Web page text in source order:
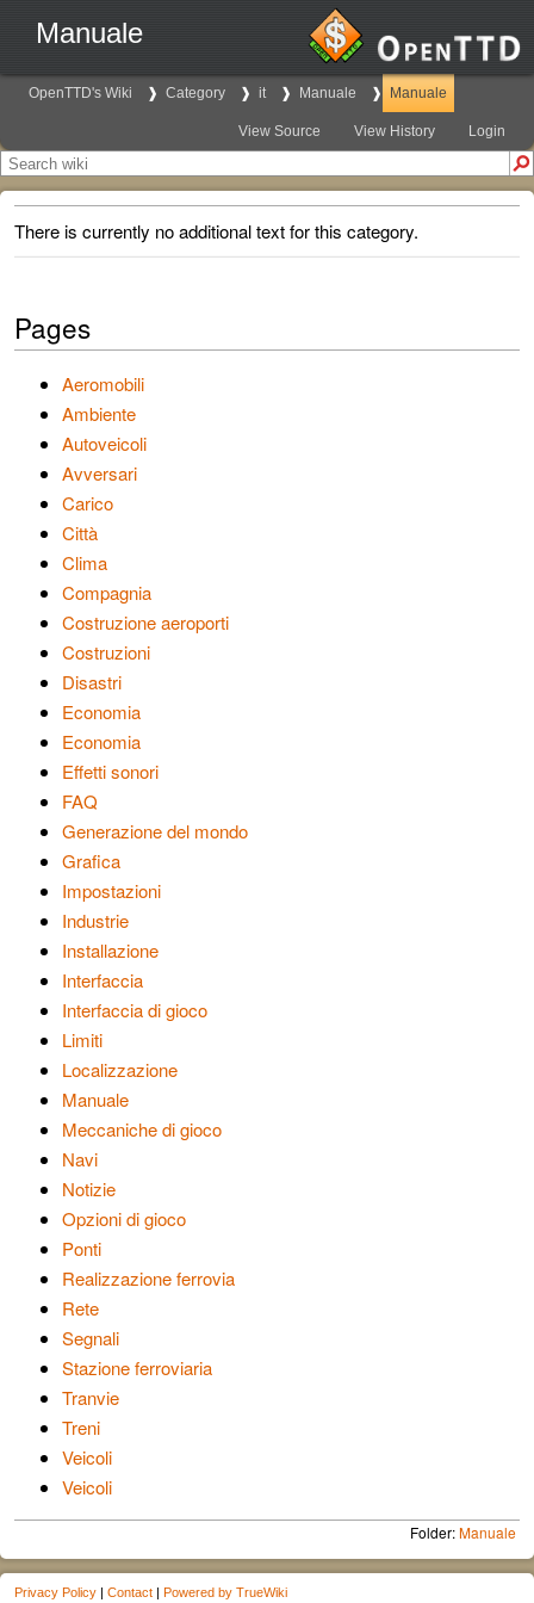
Manuale
OpenTTD's Wiki Category it Manuale Manuale
View Source View History Login
There is currently no additional text for this category.
Pages
Aeromobili
Ambiente
Autoveicoli
Avversari
Carico
Città
Clima
Compagnia
Costruzione aeroporti
Costruzioni
Disastri
Economia
Economia
Effetti sonori
FAQ
Generazione del mondo
Grafica
Impostazioni
Industrie
Installazione
Interfaccia
Interfaccia di gioco
Limiti
Localizzazione
Manuale
Meccaniche di gioco
Navi
Notizie
Opzioni di gioco
Ponti
Realizzazione ferrovia
Rete
Segnali
Stazione ferroviaria
Tranvie
Treni
Veicoli
Veicoli
Folder:Manuale
Privacy Policy | Contact | Powered by TrueWiki